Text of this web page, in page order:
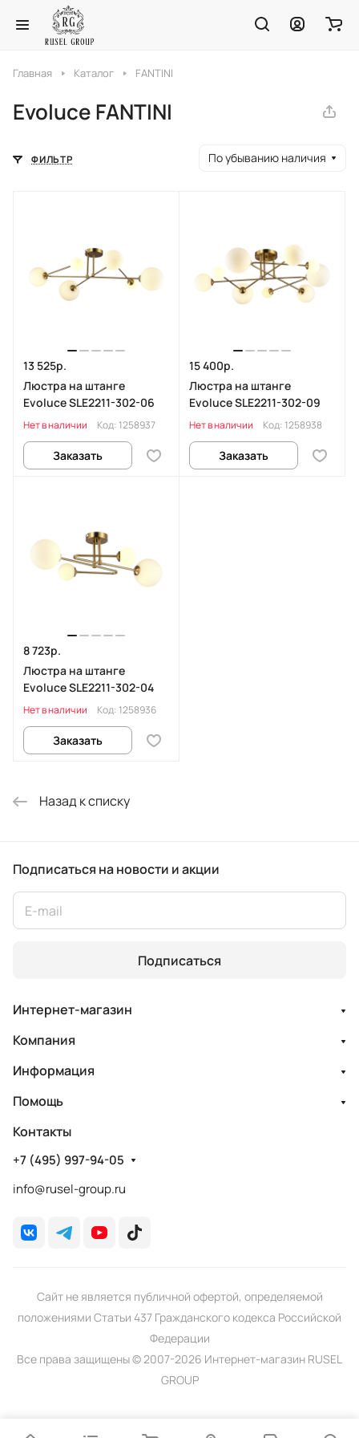
Главная Каталог FANTINI
Evoluce FANTINI
ФИЛЬТР По убыванию наличия
13 525р.
Люстра на штанге
Evoluce SLE2211-302-06
Нет в наличии Код: 1258937
Заказать
15 400р.
Люстра на штанге
Evoluce SLE2211-302-09
Нет в наличии Код: 1258938
Заказать
8 723р.
Люстра на штанге
Evoluce SLE2211-302-04
Нет в наличии Код: 1258936
Заказать
Назад к списку
Подписаться на новости и акции
Подписаться
Интернет-магазин
Компания
Информация
Помощь
Контакты
+7 (495) 997-94-05
info@rusel-group.ru
Сайт не является публичной офертой, определяемой
положениями Статьи 437 Гражданского кодекса Российской
Федерации
Все права защищены © 2007-2026 Интернет-магазин RUSEL
GROUP